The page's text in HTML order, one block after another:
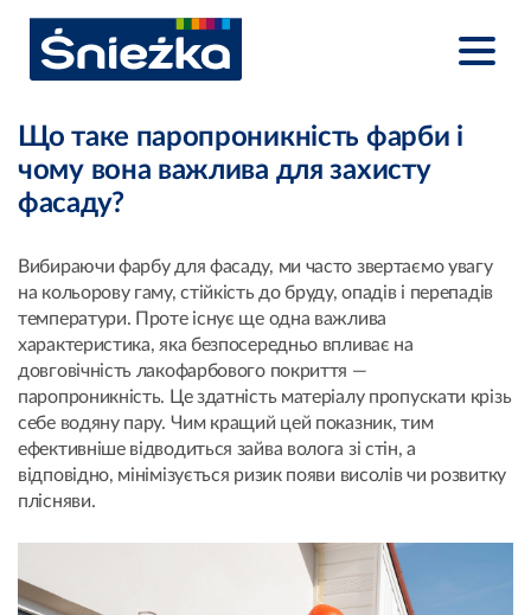
Що таке паропроникність фарби і
чому вона важлива для захисту
фасаду?
Вибираючи фарбу для фасаду, ми часто звертаємо увагу
на кольорову гаму, стійкість до бруду, опадів і перепадів
температури. Проте існує ще одна важлива
характеристика, яка безпосередньо впливає на
довговічність лакофарбового покриття —
паропроникність. Це здатність матеріалу пропускати крізь
себе водяну пару. Чим кращий цей показник, тим
ефективніше відводиться зайва волога зі стін, а
відповідно, мінімізується ризик появи висолів чи розвитку
плісняви.